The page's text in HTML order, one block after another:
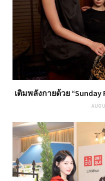
เติมพลังกายด้วย “Sunday